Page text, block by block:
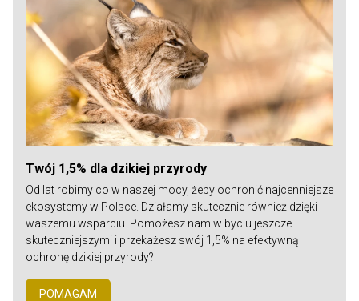
Twój 1,5% dla dzikiej przyrody
Od lat robimy co w naszej mocy, żeby ochronić najcenniejsze
ekosystemy w Polsce. Działamy skutecznie również dzięki
waszemu wsparciu. Pomożesz nam w byciu jeszcze
skuteczniejszymi i przekażesz swój 1,5% na efektywną
ochronę dzikiej przyrody?
POMAGAM